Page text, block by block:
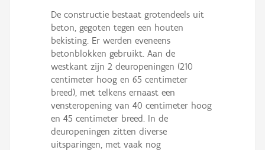
De constructie bestaat grotendeels uit
beton, gegoten tegen een houten
bekisting. Er werden eveneens
betonblokken gebruikt. Aan de
westkant zijn 2 deuropeningen (210
centimeter hoog en 65 centimeter
breed), met telkens ernaast een
vensteropening van 40 centimeter hoog
en 45 centimeter breed. In de
deuropeningen zitten diverse
uitsparingen, met vaak nog